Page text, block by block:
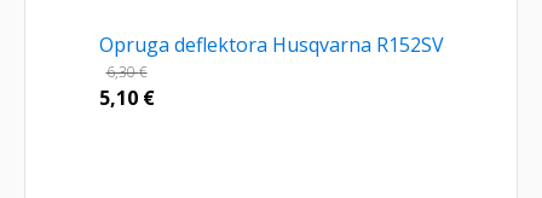
Opruga deflektora Husqvarna R152SV
6,30€
5,10 €